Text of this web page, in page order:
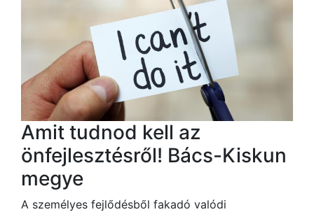
Amit tudnod kell az
önfejlesztésről! Bács-Kiskun
megye
A személyes fejlődésből fakadó valódi